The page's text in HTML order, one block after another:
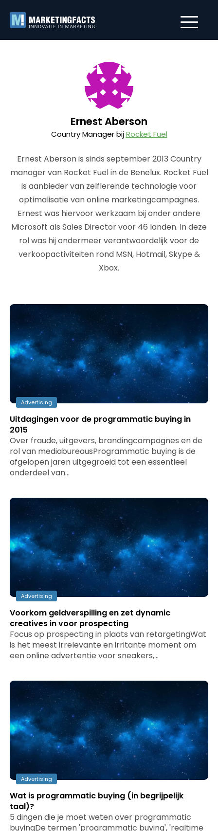
Ernest Aberson
Country Manager bijRocket Fuel
Ernest Aberson is sinds september 2013 Country
manager van Rocket Fuel in de Benelux. Rocket Fuel
is aanbieder van zelflerende technologie voor
optimalisatie van online marketingcampagnes.
Ernest was hiervoor werkzaam bij onder andere
Microsoft als Sales Director voor 46 landen. In deze
rol was hij ondermeer verantwoordelijk voor de
verkoopactiviteiten rond MSN, Hotmail, Skype &
Xbox.
Advertising
Uitdagingen voor de programmatic buying in
2015
Over fraude, uitgevers, brandingcampagnes en de
rol van mediabureausProgrammatic buying is de
afgelopen jaren uitgegroeid tot een essentieel
onderdeel van…
Advertising
Voorkom geldverspilling en zet dynamic
creatives in voor prospecting
Focus op prospecting in plaats van retargetingWat
is het meest irrelevante en irritante moment om
een online advertentie voor sneakers,…
Advertising
Wat is programmatic buying (in begrijpelijk
taal)?
5 dingen die je moet weten over programmatic
buyingDe termen 'programmatic buying', 'realtime